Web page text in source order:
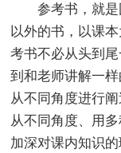
参考书，就是
以外的书，以课
考书不必从头到
到和老师讲解一
从不同角度进行
从不同角度、用
加深对课内知识